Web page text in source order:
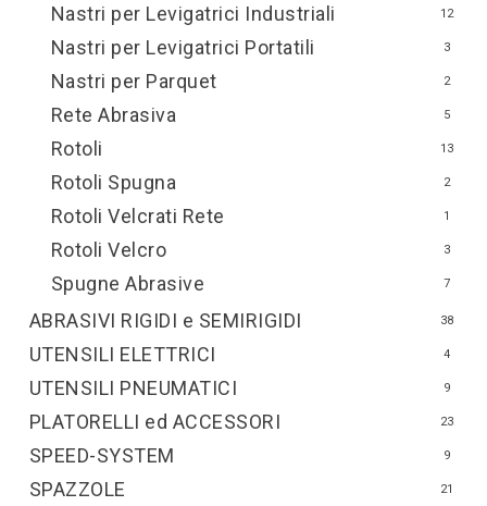
Nastri per Levigatrici Industriali 12
Nastri per Levigatrici Portatili 3
Nastri per Parquet 2
Rete Abrasiva 5
Rotoli 13
Rotoli Spugna 2
Rotoli Velcrati Rete 1
Rotoli Velcro 3
Spugne Abrasive 7
ABRASIVI RIGIDI e SEMIRIGIDI 38
PLATORELLI ed ACCESSORI 23
SPAZZOLE 21
SPEED-SYSTEM 9
UTENSILI ELETTRICI 4
UTENSILI PNEUMATICI 9